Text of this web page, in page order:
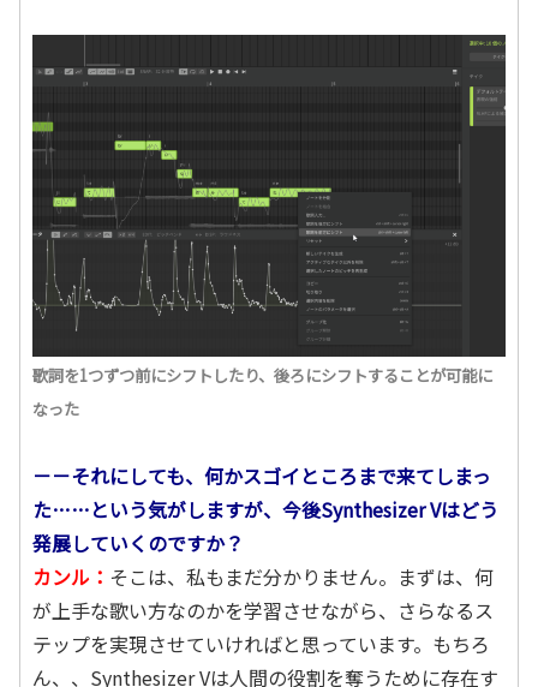
歌詞を1つずつ前にシフトしたり、後ろにシフトすることが可能に
なった
－－それにしても、何かスゴイところまで来てしまっ
た……という気がしますが、今後Synthesizer Vはどう
発展していくのですか？
カンル： そこは、私もまだ分かりません。まずは、何
が上手な歌い方なのかを学習させながら、さらなるス
テップを実現させていければと思っています。もちろ
ん、、Synthesizer Vは人間の役割を奪うために存在す